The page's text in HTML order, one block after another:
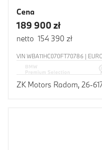
Cena
189 900 zł
netto 154 390 zł
VIN WBA11HC070FT70786 |
ZK Motors Radom, 26-